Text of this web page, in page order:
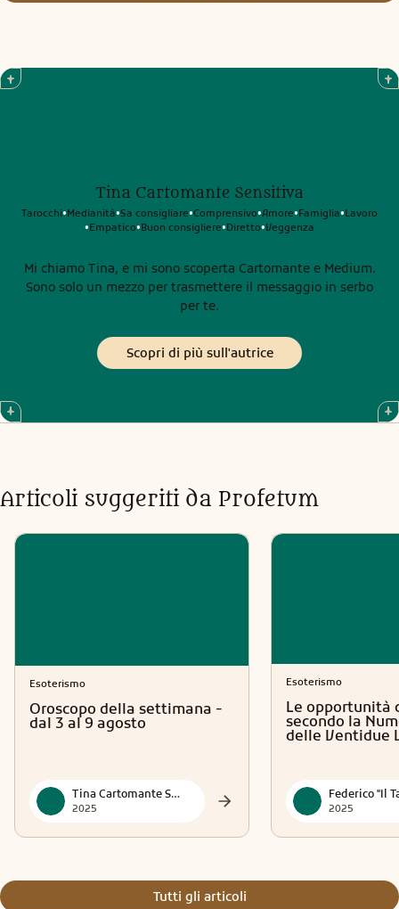
Tina Cartomante Sensitiva
Tarocchi•Medianità•Sa consigliare•Comprensivo•Amore•Famiglia•Lavoro
•Empatico•Buon consigliere•Diretto•Veggenza
Mi chiamo Tina, e mi sono scoperta Cartomante e Medium.
Sono solo un mezzo per trasmettere il messaggio in serbo
per te.
Scopri di più sull'autrice
Articoli suggeriti da Profetum
Esoterismo
Oroscopo della settimana -
dal 3 al 9 agosto
Tina Cartomante Sensitiva
2025
Esoterismo
Le opportunità
secondo la
delle Ventidue
2025
Tutti gli articoli